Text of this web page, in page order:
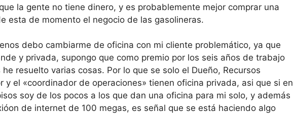
la gente no tiene dinero, y es probablemente mejor comprar una
esta de momento el negocio de las gasolineras.
debo cambiarme de oficina con mi cliente problemático, ya que
y privada, supongo que como premio por los seis años de trabajo
resuelto varias cosas. Por lo que se solo el Dueño, Recursos
y el «coordinador de operaciones» tienen oficina privada, asi que si en
soy de los pocos a los que dan una oficina para mi solo, y además
de internet de 100 megas, es señal que se está haciendo algo